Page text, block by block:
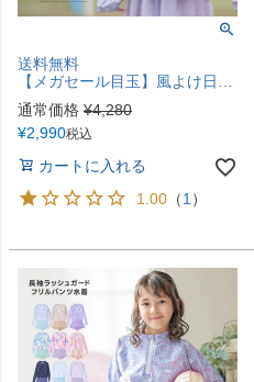
送料無料
【メガセール目玉】風よけ日除けにもなる！キッズレインパーカー ウインドブレーカー カジュアル アウター カーデ・パーカー キャサリンコテージ TAK
通常価格 ¥4,280
¥2,990税込
カートに入れる
1.00 （1 ）